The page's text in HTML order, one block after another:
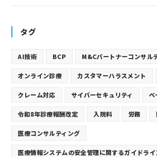
タグ
AI技術 BCP M&Cパートナーコンサル
オンライン診療 カスタマーハラスメント
クレーム対応 サイバーセキュリティ ベ
令和8年診療報酬改定 入院料 労務
医療コンサルティング
医療情報システムの安全管理に関するガイドライ